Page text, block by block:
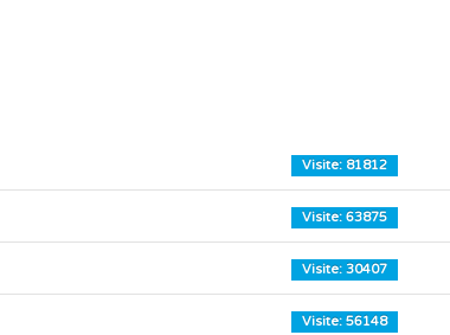
Visite: 81812
Visite: 63875
Visite: 30407
Visite: 56148